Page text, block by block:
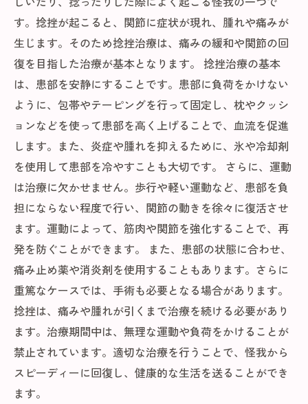
す。捻挫が起こると、関節に症状が現れ、腫れや痛みが
生じます。そのため捻挫治療は、痛みの緩和や関節の回
復を目指した治療が基本となります。 捻挫治療の基本
は、患部を安静にすることです。患部に負荷をかけない
ように、包帯やテーピングを行って固定し、枕やクッシ
ョンなどを使って患部を高く上げることで、血流を促進
します。また、炎症や腫れを抑えるために、氷や冷却剤
を使用して患部を冷やすことも大切です。 さらに、運動
は治療に欠かせません。歩行や軽い運動など、患部を負
担にならない程度で行い、関節の動きを徐々に復活させ
ます。運動によって、筋肉や関節を強化することで、再
発を防ぐことができます。 また、患部の状態に合わせ、
痛み止め薬や消炎剤を使用することもあります。さらに
重篤なケースでは、手術も必要となる場合があります。
捻挫は、痛みや腫れが引くまで治療を続ける必要があり
ます。治療期間中は、無理な運動や負荷をかけることが
禁止されています。適切な治療を行うことで、怪我から
スピーディーに回復し、健康的な生活を送ることができ
ます。